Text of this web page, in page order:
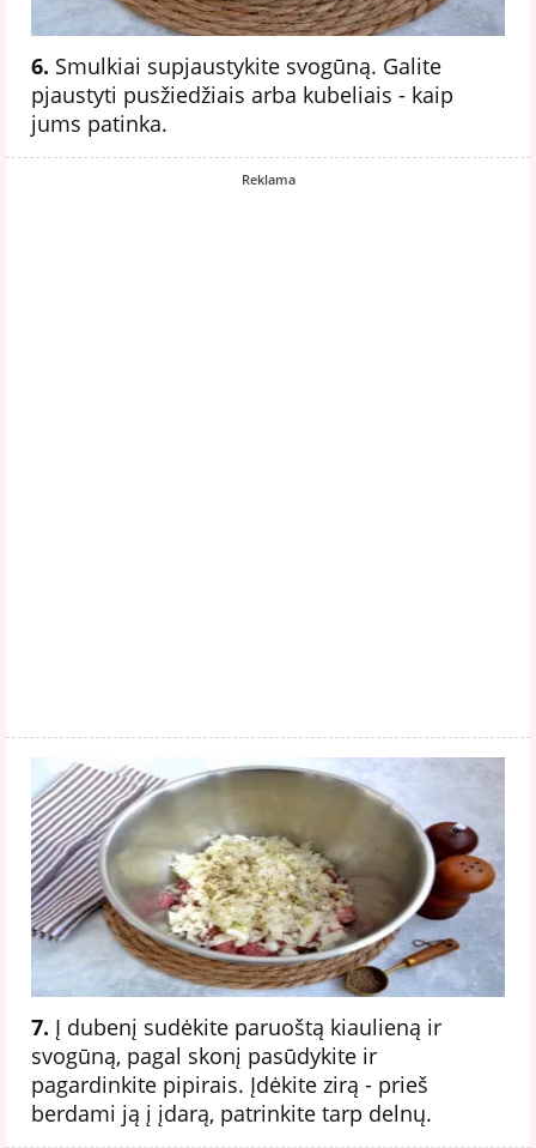
6. Smulkiai supjaustykite svogūną. Galite
pjaustyti pusžiedžiais arba kubeliais - kaip
jums patinka.
Reklama
7. Į dubenį sudėkite paruoštą kiaulieną ir
svogūną, pagal skonį pasūdykite ir
pagardinkite pipirais. Įdėkite zirą - prieš
berdami ją į įdarą, patrinkite tarp delnų.